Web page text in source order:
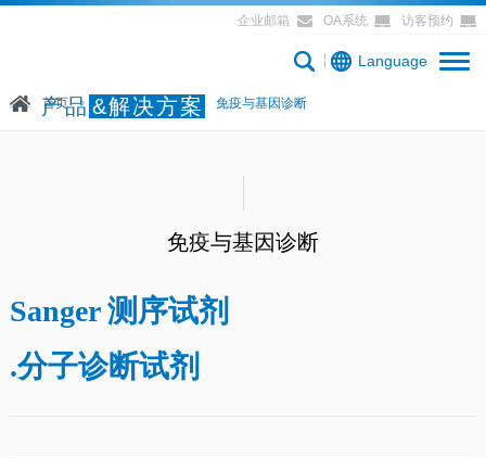
企业邮箱 OA系统 访客预约
Language
产品 &解决方案
首页 产品&解决方案 免疫与基因诊断
免疫与基因诊断
Sanger 测序试剂
.分子诊断试剂